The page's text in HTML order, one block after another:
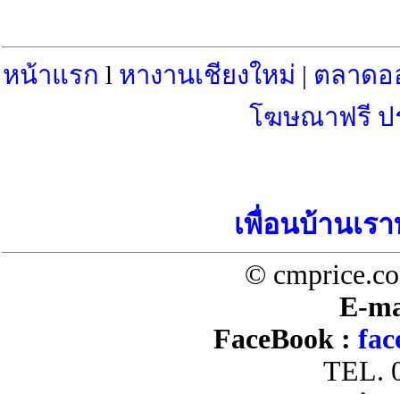
หน้าแรก l หางานเชียงใหม่ | ตลาด
โฆษณาฟรี ป
เพื่อนบ้านเร
©
E-
FaceBook :
TEL.